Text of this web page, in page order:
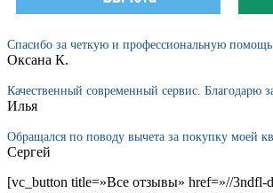
Спасибо за четкую и профессиональную
Оксана К.
Качественный современный сервис. Благодарю
Илья
Обращался по поводу вычета за покупку моей
Сергей
[vc_button title=»Все отзывы» href=»//3ndfl-